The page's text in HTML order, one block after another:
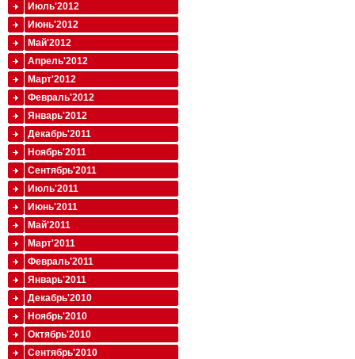
Июль'2012
Июнь'2012
Май'2012
Апрель'2012
Март'2012
Февраль'2012
Январь'2012
Декабрь'2011
Ноябрь'2011
Сентябрь'2011
Июль'2011
Июнь'2011
Май'2011
Март'2011
Февраль'2011
Январь'2011
Декабрь'2010
Ноябрь'2010
Октябрь'2010
Сентябрь'2010